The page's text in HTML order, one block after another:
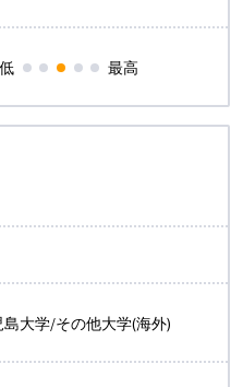
最高
大学/その他大学(海外)